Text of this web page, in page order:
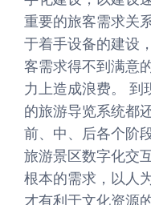
重要的旅客需求关
于着手设备的建设
客需求得不到满意
力上造成浪费。 到
的旅游导览系统都
前、中、后各个阶
旅游景区数字化交
根本的需求，以人
才有利于文化资源